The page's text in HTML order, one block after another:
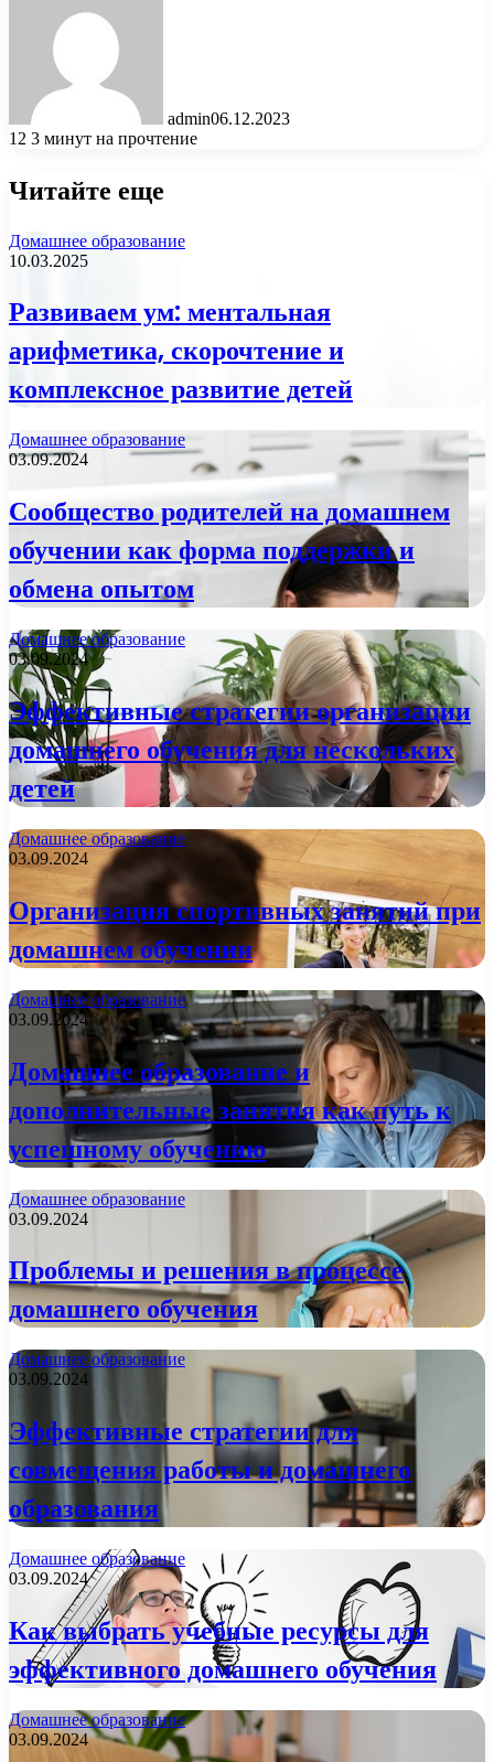
admin06.12.2023
12 3 минут на прочтение
Читайте еще
Домашнее образование
10.03.2025
Развиваем ум: ментальная
арифметика, скорочтение и
комплексное развитие детей
Домашнее образование
03.09.2024
Сообщество родителей на домашнем
обучении как форма поддержки и
обмена опытом
Домашнее образование
03.09.2024
Эффективные стратегии организации
домашнего обучения для нескольких
детей
Домашнее образование
03.09.2024
Организация спортивных занятий при
домашнем обучении
Домашнее образование
03.09.2024
Домашнее образование и
дополнительные занятия как путь к
успешному обучению
Домашнее образование
03.09.2024
Проблемы и решения в процессе
домашнего обучения
Домашнее образование
03.09.2024
Эффективные стратегии для
совмещения работы и домашнего
образования
Домашнее образование
03.09.2024
Как выбрать учебные ресурсы для
эффективного домашнего обучения
Домашнее образование
03.09.2024